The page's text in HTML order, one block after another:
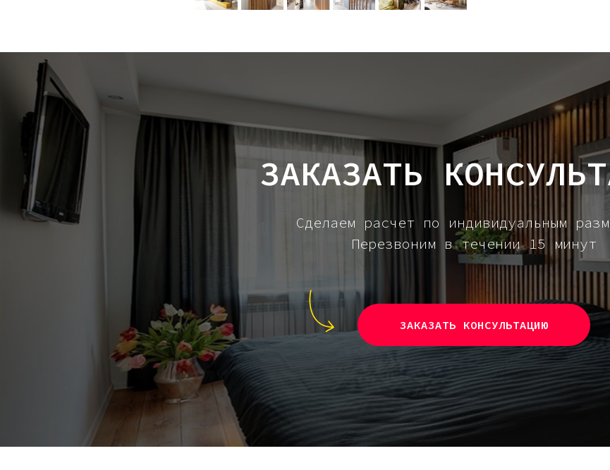
ЗАКАЗАТЬ
Сделаем расчет по индивидуальным
Перезвоним в течении 15 минут
ЗАКАЗАТЬ КОНСУЛЬТАЦИЮ